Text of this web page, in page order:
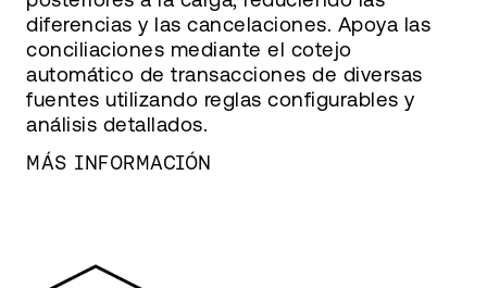
diferencias y las cancelaciones. Apoya las
conciliaciones mediante el cotejo
automático de transacciones de diversas
fuentes utilizando reglas configurables y
análisis detallados.
MÁS INFORMACIÓN